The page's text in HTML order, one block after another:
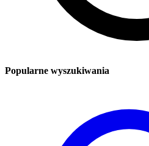
Popularne wyszukiwania